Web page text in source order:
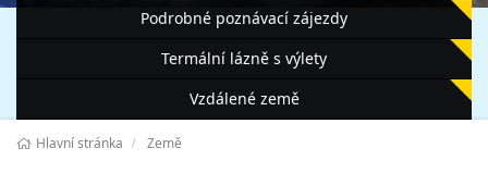
Podrobné poznávací zájezdy
Termální lázně s výlety
Vzdálené země
Hlavní stránka Země